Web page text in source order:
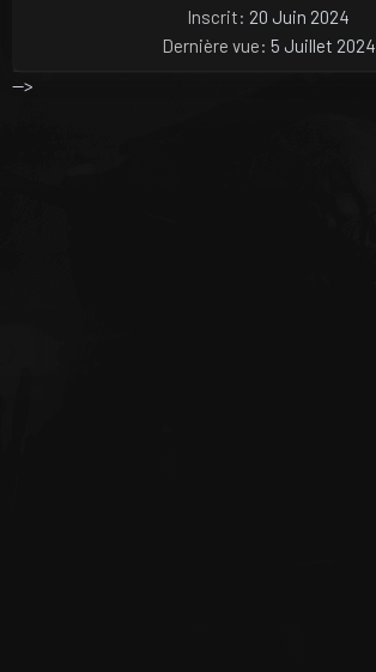
Inscrit
20 Juin 2024
Dernière vue 5 Juillet 2024
-->